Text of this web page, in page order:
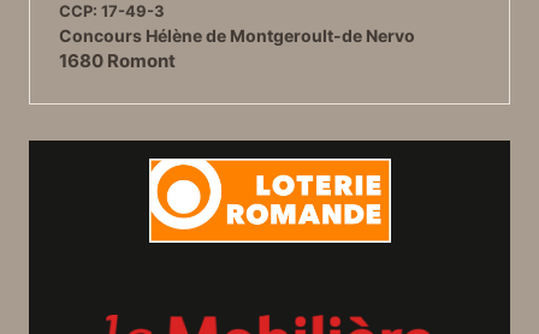
CCP: 17-49-3
Concours Hélène de Montgeroult-de Nervo
1680 Romont